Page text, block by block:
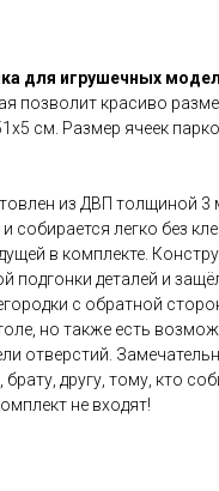
для игрушечных
позволит красиво
см. Размер ячеек
из ДВП толщиной 3
собирается легко без
в комплекте.
подгонки деталей и
с обратной
но также есть
отверстий.
другу, тому, кто
не входят!